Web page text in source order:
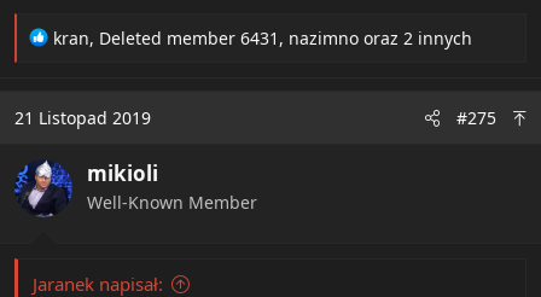
R
t
o
n
s
kran, Deleted member 6431 , nazimno oraz 2 innych
21 Listopad 2019 #275
mikioli
Well-Known Member
Jaranek napisał: